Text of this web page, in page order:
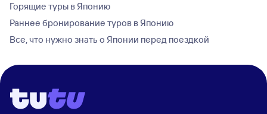
Горящие туры в Японию
Раннее бронирование туров в Японию
Все, что нужно знать о Японии перед поездкой